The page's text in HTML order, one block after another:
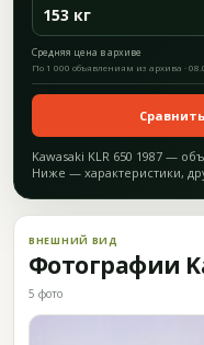
153 кг
Средняя цена в архиве
По 1 000 объявлениям из архива ·
Kawasaki KLR 650 1987 —
Ниже — характеристики,
ВНЕШНИЙ ВИД
Фотографии
5 фото